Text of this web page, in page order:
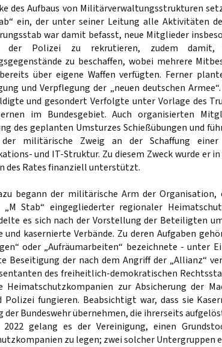
des Aufbaus von Militärverwaltungsstrukturen
ein, der unter seiner Leitung alle Aktivitäten
war damit befasst, neue Mitglieder
der Polizei zu rekrutieren, zudem damit,
zu beschaffen, wobei mehrere
über eigene Waffen verfügten. Ferner
und Verpflegung der „neuen deutschen
und gesondert Verfolgte unter Vorlage des
im Bundesgebiet. Auch organisierten
des geplanten Umsturzes Schießübungen und
militärische Zweig an der Schaffung einer
und IT-Struktur. Zu diesem Zweck wurde er
des Rates finanziell unterstützt.
begann der militärische Arm der Organisation,
Stab“ eingegliederter regionaler
es sich nach der Vorstellung der Beteiligten
und kasernierte Verbände. Zu deren Aufgaben
oder „Aufräumarbeiten“ bezeichnete - unter
Beseitigung der nach dem Angriff der „Allianz“
des freiheitlich-demokratischen
Heimatschutzkompanien zur Absicherung der
Polizei fungieren. Beabsichtigt war, dass sie
der Bundeswehr übernehmen, die ihrerseits
2022 gelang es der Vereinigung, einen
zu legen; zwei solcher Untergruppen